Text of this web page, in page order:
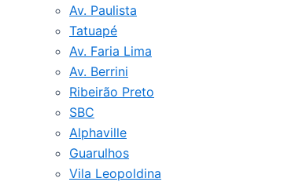
Av. Paulista
Tatuapé
Av. Faria Lima
Av. Berrini
Ribeirão Preto
SBC
Alphaville
Guarulhos
Vila Leopoldina